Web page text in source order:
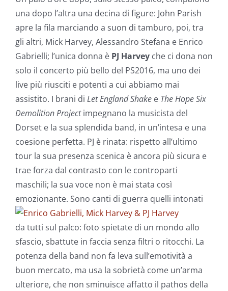
una dopo l’altra una decina di figure: John Parish
apre la fila marciando a suon di tamburo, poi, tra
gli altri, Mick Harvey, Alessandro Stefana e Enrico
Gabrielli; l’unica donna è PJ Harvey che ci dona non
solo il concerto più bello del PS2016, ma uno dei
live più riusciti e potenti a cui abbiamo mai
assistito. I brani di Let England Shake e The Hope Six
Demolition Projectimpegnano la musicista del
Dorset e la sua splendida band, in un’intesa e una
coesione perfetta. PJ è rinata: rispetto all’ultimo
tour la sua presenza scenica è ancora più sicura e
trae forza dal contrasto con le controparti
maschili; la sua voce non è mai stata così
emozionante. Sono canti di guerra quelli intonati
da tutti sul palco: foto spietate di un mondo allo
sfascio, sbattute in faccia senza filtri o ritocchi. La
potenza della band non fa leva sull’emotività a
buon mercato, ma usa la sobrietà come un’arma
ulteriore, che non sminuisce affatto il pathos della